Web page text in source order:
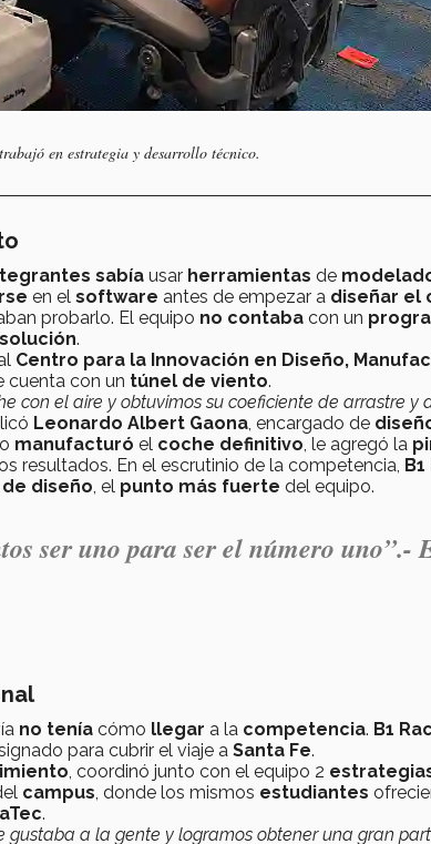
trabajó en estrategia y desarrollo técnico.
sabía usar herramientas de
en el software antes de empezar a diseñar el
probarlo. El equipo no contaba con un
.
Centro para la Innovación en Diseño,
cuenta con un túnel de viento.
con el aire y obtuvimos su coeficiente de arrastre y
Leonardo Albert Gaona, encargado de
manufacturó el coche definitivo, le agregó la
resultados. En el escrutinio de la competencia,
diseño, el punto más fuerte del equipo.
ser uno para ser el número uno”.-
no tenía cómo llegar a la competencia. B1
para cubrir el viaje a Santa Fe.
, coordinó junto con el equipo 2
campus, donde los mismos estudiantes
.
gustaba a la gente y logramos obtener una gran